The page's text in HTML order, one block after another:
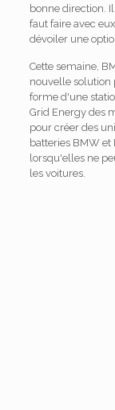
bonne direction.
faut faire avec
dévoiler une
Cette semaine,
nouvelle solution
forme d'une
Grid Energy des
pour créer des
batteries BMW et
lorsqu'elles ne
les voitures.